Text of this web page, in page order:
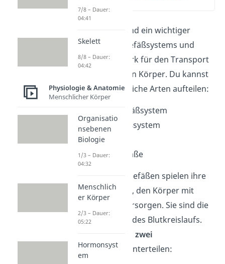
sind ein wichtiger
Bestandteil des Gefäßsystems und
bilden ein Netzwerk für den Transport
durch den Körper. Du kannst
sie in unterschiedliche Arten aufteilen:
arterielles Gefäßsystem
venöses Gefäßsystem
Kapillaren
Herzkranzgefäße
Alle Arten an Blutgefäßen spielen ihre
eigene Rolle dabei, den Körper mit
Nährstoffen zu versorgen. Sie sind die
Transportbahnen des Blutkreislaufs.
zwei
Hauptkreisläufe
unterteilen:
7/8 – Dauer:
04:41
Skelett
8/8 – Dauer:
04:42
Physiologie & Anatomie
Menschlicher Körper
Organisatio
nsebenen
Biologie
1/3 – Dauer:
04:32
Menschlich
er Körper
2/3 – Dauer:
05:22
Hormonsyst
em